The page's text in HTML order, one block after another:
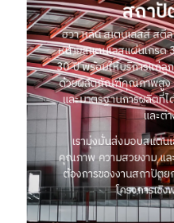
ฮวา หลิน สเตนเลสส์ สตี
หน่ายสแตนเลสแผ่นเกรด
30 ปี พร้อมให้บริการแก่ลู
ด้วยผลิตภัณฑ์คุณภาพสูง
และมาตรฐานการผลิตที่
และต่
เรามุ่งมั่นส่งมอบสแต
คุณภาพ ความสวยงาม แล
ต้องการของงานสถาปัต
โครงการเชิ